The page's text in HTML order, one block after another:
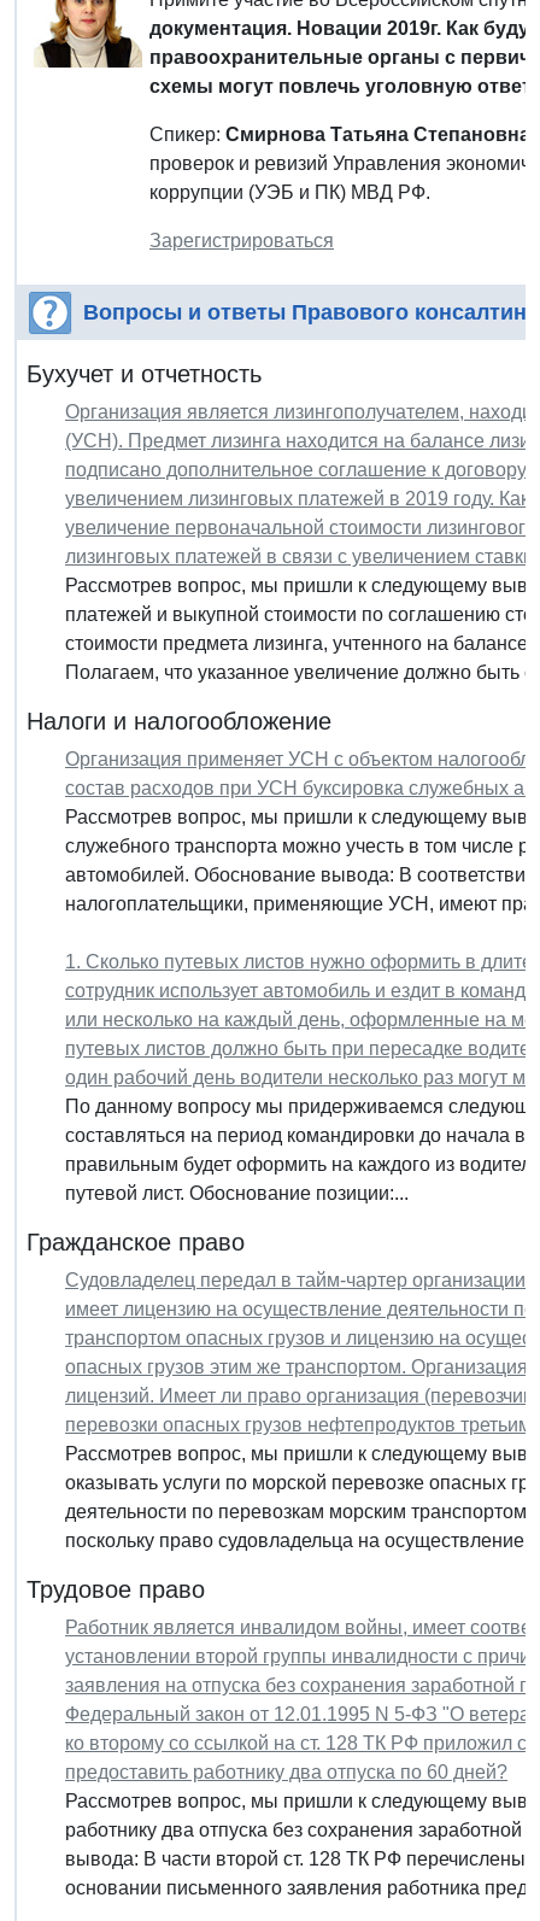
документация. Новации 2019г. Как
правоохранительные органы с
схемы могут повлечь уголовную
Спикер: Смирнова Татьяна Степановна
проверок и ревизий Управления
коррупции (УЭБ и ПК) МВД РФ.
Зарегистрироваться
Вопросы и ответы Правового
Бухучет и отчетность
Организация является лизингополучателем,
(УСН). Предмет лизинга находится на балансе
подписано дополнительное соглашение к договору
увеличением лизинговых платежей в 2019 году.
увеличение первоначальной стоимости
лизинговых платежей в связи с увеличением
Рассмотрев вопрос, мы пришли к следующему
платежей и выкупной стоимости по соглашению
стоимости предмета лизинга, учтенного на
Полагаем, что указанное увеличение должно быть
Налоги и налогообложение
Организация применяет УСН с объектом
состав расходов при УСН буксировка служебных
Рассмотрев вопрос, мы пришли к следующему
служебного транспорта можно учесть в том числе
автомобилей. Обоснование вывода: В
налогоплательщики, применяющие УСН, имеют
1. Сколько путевых листов нужно оформить в
сотрудник использует автомобиль и ездит в
или несколько на каждый день, оформленные на
путевых листов должно быть при пересадке
один рабочий день водители несколько раз могут
По данному вопросу мы придерживаемся
составляться на период командировки до начала
правильным будет оформить на каждого из
путевой лист. Обоснование позиции:...
Гражданское право
Судовладелец передал в тайм-чартер организации
имеет лицензию на осуществление деятельности
транспортом опасных грузов и лицензию на
опасных грузов этим же транспортом.
лицензий. Имеет ли право организация
перевозки опасных грузов нефтепродуктов
Рассмотрев вопрос, мы пришли к следующему
оказывать услуги по морской перевозке опасных
деятельности по перевозкам морским транспортом
поскольку право судовладельца на осуществление...
Трудовое право
Работник является инвалидом войны, имеет
установлении второй группы инвалидности с
заявления на отпуска без сохранения заработной
Федеральный закон от 12.01.1995 N 5-ФЗ "О
ко второму со ссылкой на ст. 128 ТК РФ приложил
предоставить работнику два отпуска по 60 дней?
Рассмотрев вопрос, мы пришли к следующему
работнику два отпуска без сохранения
вывода: В части второй ст. 128 ТК РФ перечислены
основании письменного заявления работника